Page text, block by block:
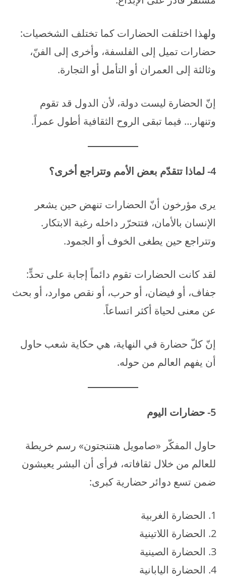
ولهذا اختلفت الحضارات كما تختلف الشخصيات:
حضارات تميل إلى الفلسفة، وأخرى إلى الفنّ،
وثالثة إلى العمران أو التأمل أو التجارة.
إنّ الحضارة ليست دولة، لأن الدول قد تقوم
وتنهار… فيما تبقى الروح الثقافية أطول عمراً.
4- لماذا تتقدّم بعض الأمم وتتراجع أخرى؟
يرى مؤرخون أنّ الحضارات تنهض حين يشعر
الإنسان بالأمان، فتتحرّر داخله رغبة الابتكار.
وتتراجع حين يطغى الخوف أو الجمود.
لقد كانت الحضارات تقوم دائماً إجابة على تحدٍّ:
جفاف، أو فيضان، أو حرب، أو نقص موارد، أو بحث
عن معنى لحياة أكثر اتساعاً.
إنّ كلّ حضارة في النهاية، هي حكاية شعب حاول
أن يفهم العالم من حوله.
5- حضارات اليوم
حاول المفكّر «صامويل هنتنجتون» رسم خريطة
للعالم من خلال ثقافاته، فرأى أن البشر يعيشون
ضمن تسع دوائر حضارية كبرى:
الحضارة الغربية
الحضارة اللاتينية
الحضارة الصينية
الحضارة اليابانية